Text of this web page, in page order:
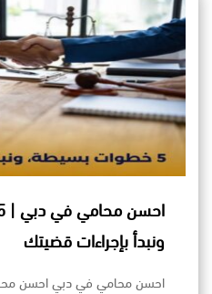
ونبدأ بإجراءات قضيتك
احسن محامي في دبي احسن